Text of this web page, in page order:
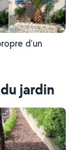
d'un
jardin